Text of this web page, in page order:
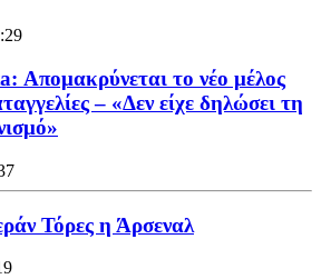
Απομακρύνεται το νέο μέλος
– «Δεν είχε δηλώσει τη
Τόρες η Άρσεναλ